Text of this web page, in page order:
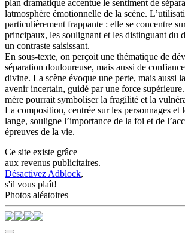
plan dramatique accentue le sentiment de
latmosphère émotionnelle de la scène.
particulièrement frappante : elle se concentre
principaux, les soulignant et les distinguant du
un contraste saisissant.
En sous-texte, on perçoit une thématique de
séparation douloureuse, mais aussi de
divine. La scène évoque une perte, mais aussi
avenir incertain, guidé par une force
mère pourrait symboliser la fragilité et la
La composition, centrée sur les personnages et
lange, souligne l’importance de la foi et de
épreuves de la vie.
Ce site existe grâce
aux revenus publicitaires.
Désactivez Adblock,
s'il vous plaît!
Photos aléatoires